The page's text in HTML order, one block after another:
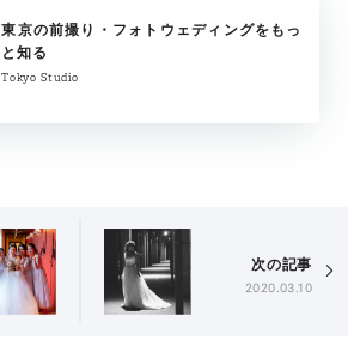
東京の前撮り・フォトウェディングをもっ
と知る
Tokyo Studio
次の記事
2020.03.10